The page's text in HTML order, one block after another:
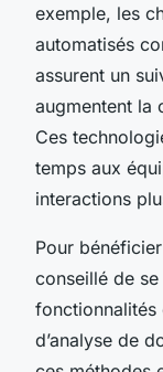
exemple, les
automatisés
assurent un
augmentent la
Ces
temps aux
interactions
Pour
conseillé de
fonctionnalités
d’analyse de